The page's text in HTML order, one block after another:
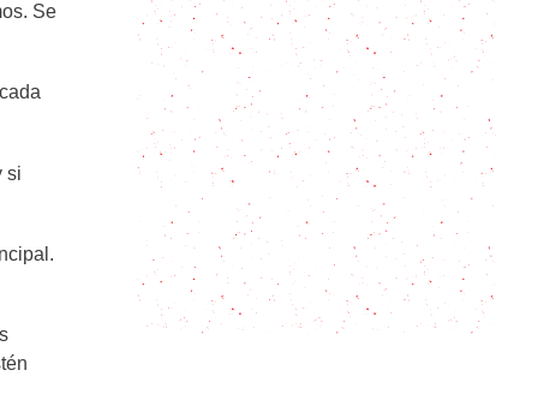
Se
si
Caldo de Huesos: Cómo hacerlo y
para qué se puede usar
Chapsui de pollo: La receta asiática
más fácil y sabrosa
Sajta de Pollo, el guiso más
aromático de Bolivia